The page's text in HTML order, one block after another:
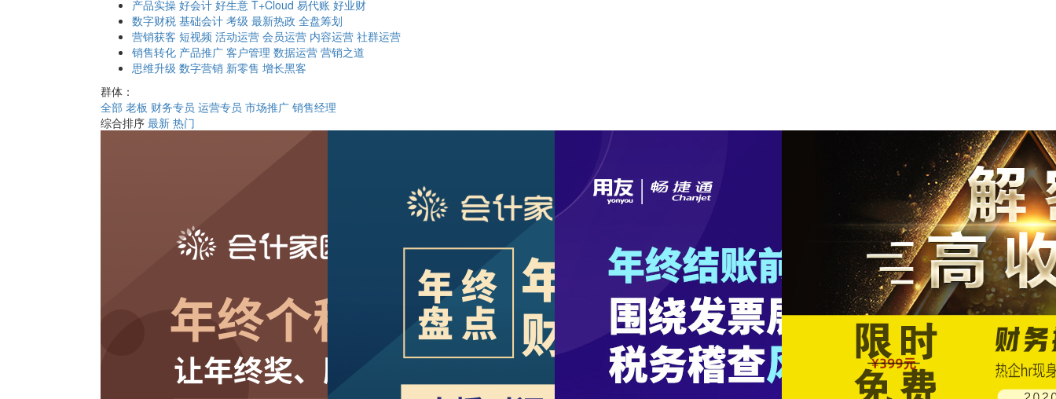
产品实操 好会计 好生意 T+Cloud 易代账 好业财
数字财税 基础会计 考级 最新热政 全盘筹划
营销获客 短视频 活动运营 会员运营 内容运营 社群运营
销售转化 产品推广 客户管理 数据运营 营销之道
思维升级 数字营销 新零售 增长黑客
群体：
全部 老板 财务专员 运营专员 市场推广 销售经理
综合排序 最新 热门